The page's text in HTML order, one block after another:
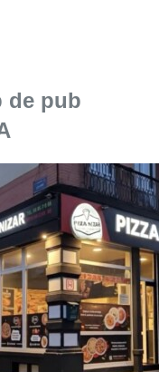
de pub